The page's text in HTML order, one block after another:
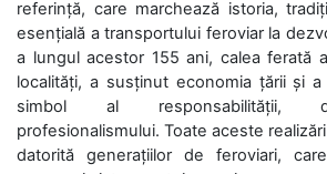
referință, care marchează istoria,
esențială a transportului feroviar la
a lungul acestor 155 ani, calea ferată
localități, a susținut economia țării și
simbol al responsabilității,
profesionalismului. Toate aceste
datorită generațiilor de feroviari,